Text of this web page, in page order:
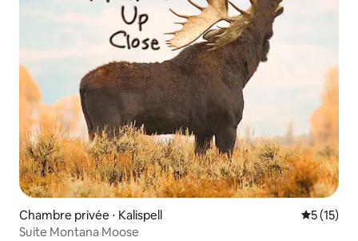
Chambre privée ⋅ Kalispell
5 (15)
Suite Montana Moose